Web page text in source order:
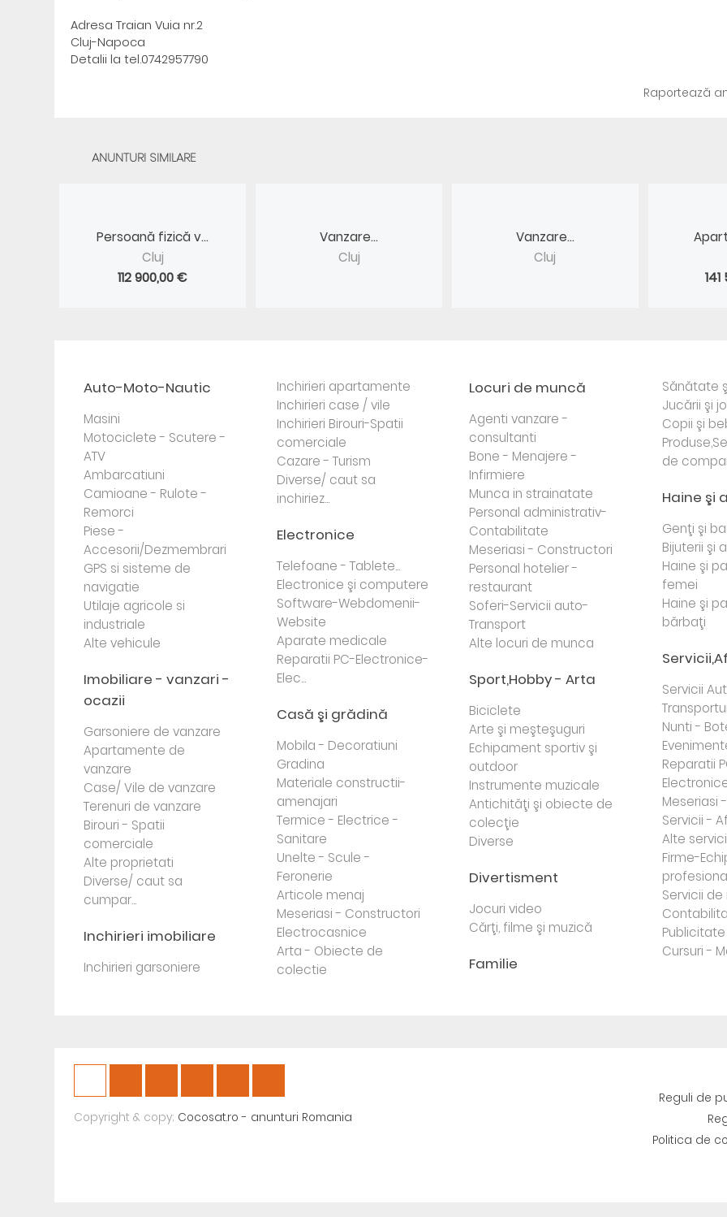
Adresa Traian Vuia nr.2
Cluj-Napoca
Detalii la tel.0742957790
Raportează
ANUNTURI SIMILARE
Persoană fizică v...
Cluj
112 900,00 €
Vanzare...
Cluj
Vanzare...
Cluj
Auto-Moto-Nautic
Masini
Motociclete - Scutere -
ATV
Ambarcatiuni
Camioane - Rulote -
Remorci
Piese -
Accesorii/Dezmembrari
GPS si sisteme de
navigatie
Utilaje agricole si
industriale
Alte vehicule
Imobiliare - vanzari -
ocazii
Garsoniere de vanzare
Apartamente de
vanzare
Case/ Vile de vanzare
Terenuri de vanzare
Birouri - Spatii
comerciale
Alte proprietati
Diverse/ caut sa
cumpar...
Inchirieri imobiliare
Inchirieri garsoniere
Inchirieri apartamente
Inchirieri case / vile
Inchirieri Birouri-Spatii
comerciale
Cazare - Turism
Diverse/ caut sa
inchiriez...
Electronice
Telefoane - Tablete...
Electronice şi computere
Software-Webdomenii-
Website
Aparate medicale
Reparatii PC-Electronice-
Elec...
Casă şi grădină
Mobila - Decoratiuni
Gradina
Materiale constructii-
amenajari
Termice - Electrice -
Sanitare
Unelte - Scule -
Feronerie
Articole menaj
Meseriasi - Constructori
Electrocasnice
Arta - Obiecte de
colectie
Locuri de muncă
Agenti vanzare -
consultanti
Bone - Menajere -
Infirmiere
Munca in strainatate
Personal administrativ-
Contabilitate
Meseriasi - Constructori
Personal hotelier -
restaurant
Soferi-Servicii auto-
Transport
Alte locuri de munca
Sport,Hobby - Arta
Biciclete
Arte şi meşteşuguri
Echipament sportiv şi
outdoor
Instrumente muzicale
Antichităţi şi obiecte de
colecţie
Diverse
Divertisment
Jocuri video
Cărţi, filme şi muzică
Familie
Sănătate
Jucării şi
Copii şi
de
Haine şi
Genţi şi
Bijuterii şi
Haine şi
femei
Haine şi
bărbaţi
Servicii
Nunti -
Reparatii
Meseriasi
Servicii -
Alte servici
Firme-
Servicii
Publicitate
Cursuri -
Copyright & copy; Cocosat.ro - anunturi Romania
Reguli de
Politica de